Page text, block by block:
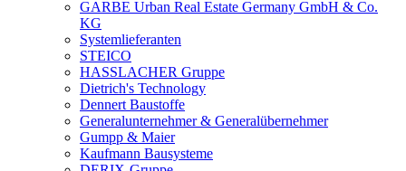
GARBE Urban Real Estate Germany GmbH & Co.
KG
Systemlieferanten
STEICO
HASSLACHER Gruppe
Dietrich's Technology
Dennert Baustoffe
Generalunternehmer & Generalübernehmer
Gumpp & Maier
Kaufmann Bausysteme